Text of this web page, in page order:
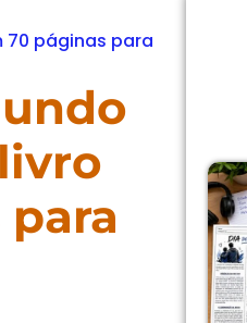
páginas para